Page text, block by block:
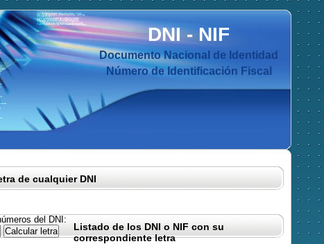
DNI-NIF
Documento Nacional de Identidad
Número de Identificación Fiscal
de cualquier DNI
del DNI:
Listado de los DNI o NIF con su
correspondiente letra